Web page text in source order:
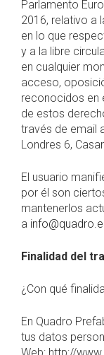
Parlamento
2016, relativo a
en lo que
y a la libre
en cualquier
acceso,
reconocidos en
de estos
través de email
Londres 6,
El usuario
por él son
mantenerlos
a
Finalidad del
¿Con qué
En Quadro
tus datos